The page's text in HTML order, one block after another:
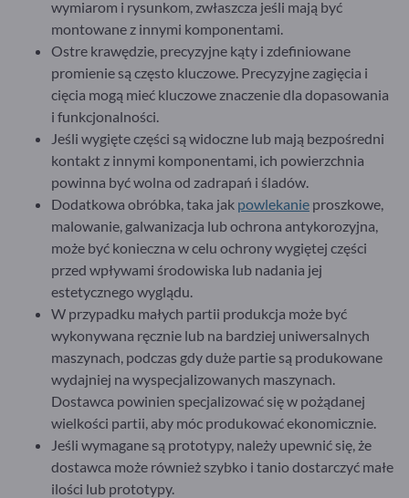
wymiarom i rysunkom, zwłaszcza jeśli mają być
montowane z innymi komponentami.
Ostre krawędzie, precyzyjne kąty i zdefiniowane
promienie są często kluczowe. Precyzyjne zagięcia i
cięcia mogą mieć kluczowe znaczenie dla dopasowania
i funkcjonalności.
Jeśli wygięte części są widoczne lub mają bezpośredni
kontakt z innymi komponentami, ich powierzchnia
powinna być wolna od zadrapań i śladów.
Dodatkowa obróbka, taka jak powlekanie proszkowe,
malowanie, galwanizacja lub ochrona antykorozyjna,
może być konieczna w celu ochrony wygiętej części
przed wpływami środowiska lub nadania jej
estetycznego wyglądu.
W przypadku małych partii produkcja może być
wykonywana ręcznie lub na bardziej uniwersalnych
maszynach, podczas gdy duże partie są produkowane
wydajniej na wyspecjalizowanych maszynach.
Dostawca powinien specjalizować się w pożądanej
wielkości partii, aby móc produkować ekonomicznie.
Jeśli wymagane są prototypy, należy upewnić się, że
dostawca może również szybko i tanio dostarczyć małe
ilości lub prototypy.